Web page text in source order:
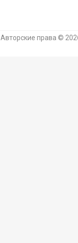
Авторские права ©